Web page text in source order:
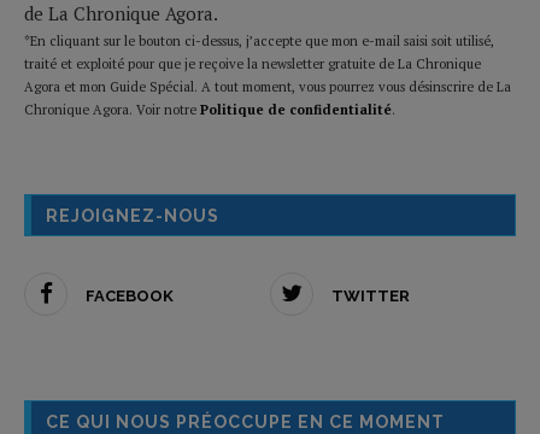
de La Chronique Agora.
*En cliquant sur le bouton ci-dessus, j’accepte que mon e-mail saisi soit utilisé,
traité et exploité pour que je reçoive la newsletter gratuite de La Chronique
Agora et mon Guide Spécial. A tout moment, vous pourrez vous désinscrire de La
Chronique Agora. Voir notre Politique de confidentialité.
REJOIGNEZ-NOUS
FACEBOOK TWITTER
CE QUI NOUS PRÉOCCUPE EN CE MOMENT